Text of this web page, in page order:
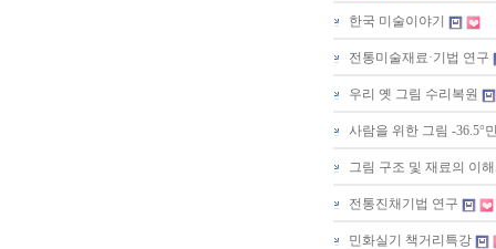
한국 미술이야기
전통미술재료·기법 연구
우리 옛 그림 수리복원
사람을 위한 그림 -36.5°
그림 구조 및 재료의 이
전통진채기법 연구
민화실기 책거리특강